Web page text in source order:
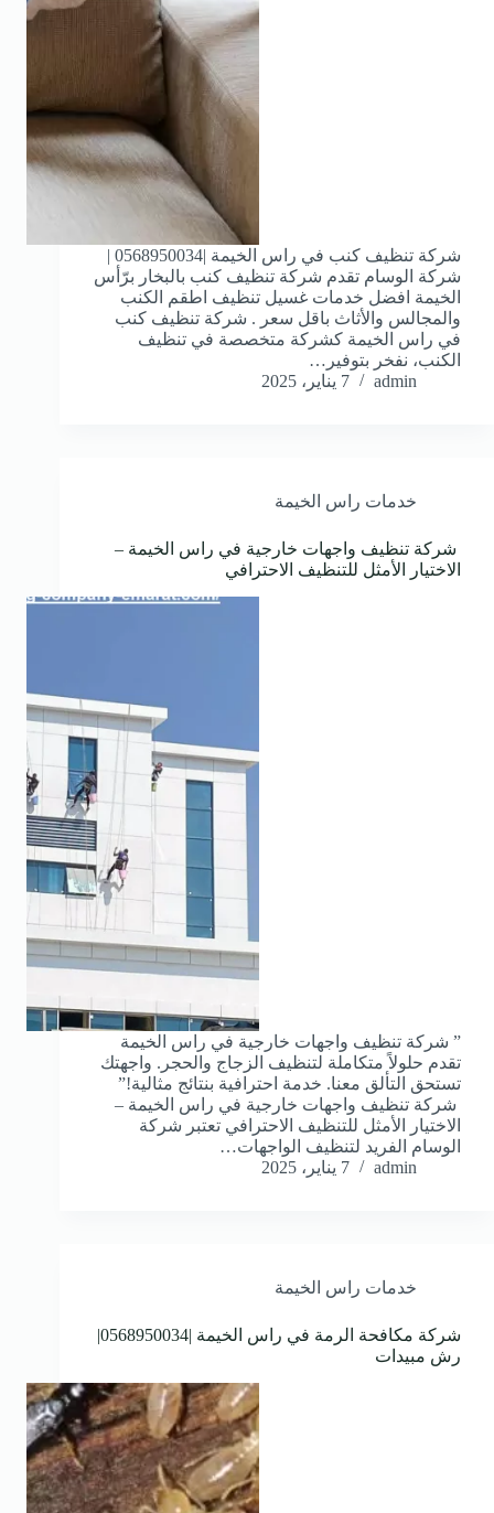
شركة تنظيف كنب في راس الخيمة |0568950034 |
شركة الوسام تقدم شركة تنظيف كنب بالبخار برّأس
الخيمة افضل خدمات غسيل تنظيف اطقم الكنب
والمجالس والأثاث باقل سعر . شركة تنظيف كنب
في راس الخيمة كشركة متخصصة في تنظيف
الكنب، نفخر بتوفير…
admin
7 يناير، 2025
خدمات راس الخيمة
شركة تنظيف واجهات خارجية في راس الخيمة –
الاختيار الأمثل للتنظيف الاحترافي
” شركة تنظيف واجهات خارجية في راس الخيمة
تقدم حلولاً متكاملة لتنظيف الزجاج والحجر. واجهتك
تستحق التألق معنا. خدمة احترافية بنتائج مثالية!”
شركة تنظيف واجهات خارجية في راس الخيمة –
الاختيار الأمثل للتنظيف الاحترافي تعتبر شركة
الوسام الفريد لتنظيف الواجهات…
admin
7 يناير، 2025
خدمات راس الخيمة
شركة مكافحة الرمة في راس الخيمة |0568950034|
رش مبيدات